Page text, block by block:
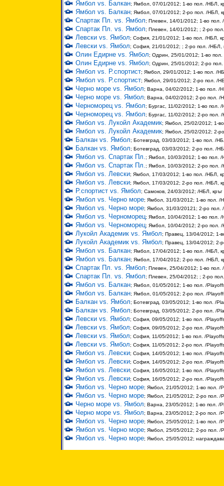
Ямбол vs. Балкан; Ямбол, 07/01/2012; 1-во пол. /НБЛ,
Ямбол vs. Балкан; Ямбол, 07/01/2012; 2-ро пол. /НБЛ,
Спартак Пл. vs. Ямбол; Плевен, 14/01/2012; 1-во пол.
Спартак Пл. vs. Ямбол; Плевен, 14/01/2012; ; 2-ро
Левски vs. Ямбол; София, 21/01/2012; 1-во пол. /НБЛ,
Левски vs. Ямбол; София, 21/01/2012; ; 2-ро пол. /НБЛ,
Олин Едирне vs. Ямбол; Одрин, 25/01/2012; 1-во пол.
Олин Едирне vs. Ямбол; Одрин, 25/01/2012; 2-ро пол.
Ямбол vs. Р.спортист; Ямбол, 29/01/2012; 1-во пол. /
Ямбол vs. Р.спортист; Ямбол, 29/01/2012; 2-ро пол. /
Черно море vs. Ямбол; Варна, 04/02/2012; 1-во пол. /
Черно море vs. Ямбол; Варна, 04/02/2012; 2-ро пол. /
Черноморец vs. Ямбол; Бургас, 11/02/2012; 1-во пол.
Черноморец vs. Ямбол; Бургас, 11/02/2012; 2-ро пол.
Ямбол vs. Лукойл Академик; Ямбол, 25/02/2012; 1-
Ямбол vs. Лукойл Академик; Ямбол, 25/02/2012; 2-
Балкан vs. Ямбол; Ботевград, 03/03/2012; 1-во пол. /
Балкан vs. Ямбол; Ботевград, 03/03/2012; 2-ро пол. /
Ямбол vs. Спартак Пл.; Ямбол, 10/03/2012; 1-во пол. /
Ямбол vs. Спартак Пл.; Ямбол, 10/03/2012; 2-ро пол. /
Ямбол vs. Левски; Ямбол, 17/03/2012; 1-во пол. /НБЛ,
Ямбол vs. Левски; Ямбол, 17/03/2012; 2-ро пол. /НБЛ,
Р.спортист vs. Ямбол; Самоков, 24/03/2012; /НБЛ, кръг
Ямбол vs. Черно море; Ямбол, 31/03/2012; 1-во пол. /
Ямбол vs. Черно море; Ямбол, 31/03/20121; 2-ро пол.
Ямбол vs. Черноморец; Ямбол, 10/04/2012; 1-во пол. /
Ямбол vs. Черноморец; Ямбол, 10/04/2012; 2-ро пол. /
Лукойл Академик vs. Ямбол; Правец, 13/04/2012; 1-
Лукойл Академик vs. Ямбол; Правец, 13/04/2012; 2-
Ямбол vs. Балкан; Ямбол, 17/04/2012; 1-во пол. /НБЛ,
Ямбол vs. Балкан; Ямбол, 17/04/2012; 2-ро пол. /НБЛ,
Спартак Пл. vs. Ямбол; Плевен, 25/04/2012; 1-во пол.
Спартак Пл. vs. Ямбол; Плевен, 25/04/2012; ; 2-ро
Ямбол vs. Балкан; Ямбол, 01/05/2012; 1-во пол. /
Ямбол vs. Балкан; Ямбол, 01/05/2012; 2-ро пол. /
Балкан vs. Ямбол; Ботевград, 03/05/2012; 1-во пол. /
Балкан vs. Ямбол; Ботевград, 03/05/2012; 2-ро пол. /
Левски vs. Ямбол; София, 09/05/2012; 1-во пол. /
Левски vs. Ямбол; София, 09/05/2012; 2-ро пол. /
Левски vs. Ямбол; София, 11/05/2012; 1-во пол. /
Левски vs. Ямбол; София, 11/05/2012; 2-ро пол. /
Ямбол vs. Левски; София, 14/05/2012; 1-во пол. /
Ямбол vs. Левски; София, 14/05/2012; 2-ро пол. /
Ямбол vs. Левски; София, 16/05/2012; 1-во пол. /
Ямбол vs. Левски; София, 16/05/2012; 2-ро пол. /
Ямбол vs. Черно море; Ямбол, 21/05/2012; 1-во пол. /
Ямбол vs. Черно море; Ямбол, 21/05/2012; 2-ро пол. /
Черно море vs. Ямбол; Варна, 23/05/2012; 1-во пол. /
Черно море vs. Ямбол; Варна, 23/05/2012; 2-ро пол. /
Ямбол vs. Черно море; Ямбол, 25/05/2012; 1-во пол. /
Ямбол vs. Черно море; Ямбол, 25/05/2012; 2-ро пол. /
Ямбол vs. Черно море; Ямбол, 25/05/2012;